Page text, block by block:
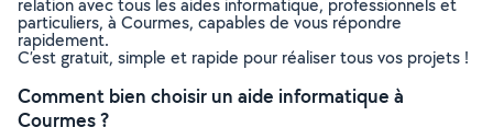
relation avec tous les aides informatique, professionnels et
particuliers, à Courmes, capables de vous répondre
rapidement.
C’est gratuit, simple et rapide pour réaliser tous vos projets !
Comment bien choisir un aide informatique à
Courmes ?